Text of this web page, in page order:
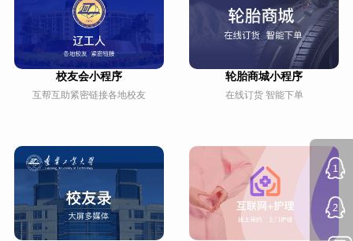
校友会小程序
互帮互助紧密链接各地校友
轮胎商城小程序
在线订货 智能下单